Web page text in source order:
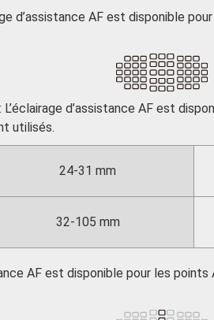
d’assistance AF est disponible
L’éclairage d’assistance AF est
utilisés.
24-31 mm
32-105 mm
AF est disponible pour les